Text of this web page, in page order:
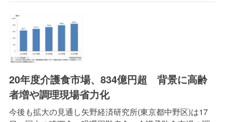
20年度介護食市場、834億円超 背景に高齢
者増や調理現場省力化
今後も拡大の見通し矢野経済研究所(東京都中野区)は17